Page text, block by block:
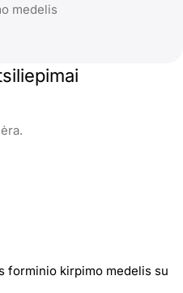
medelis
forminio kirpimo medelis su